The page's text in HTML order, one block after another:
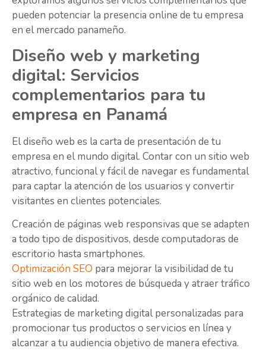
pueden potenciar la presencia online de tu empresa
en el mercado panameño.
Diseño web y marketing
digital: Servicios
complementarios para tu
empresa en Panamá
El diseño web es la carta de presentación de tu
empresa en el mundo digital. Contar con un sitio web
atractivo, funcional y fácil de navegar es fundamental
para captar la atención de los usuarios y convertir
visitantes en clientes potenciales.
Creación de páginas web responsivas que se adapten
a todo tipo de dispositivos, desde computadoras de
escritorio hasta smartphones.
Optimización SEO para mejorar la visibilidad de tu
sitio web en los motores de búsqueda y atraer tráfico
orgánico de calidad.
Estrategias de marketing digital personalizadas para
promocionar tus productos o servicios en línea y
alcanzar a tu audiencia objetivo de manera efectiva.